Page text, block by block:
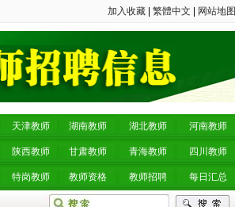
加入收藏 繁體中文 网站地图
天津教师 湖南教师 湖北教师 河南教师
陕西教师 甘肃教师 青海教师 四川教师
特岗教师 教师资格 教师招聘 每日汇总